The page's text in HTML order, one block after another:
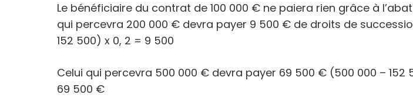
Le bénéficiaire du contrat de 100 000 € ne paiera rien grâce à
qui percevra 200 000 € devra payer 9 500 € de droits de
152 500) x 0, 2 = 9 500
Celui qui percevra 500 000 € devra payer 69 500 € (500 000 – 152
69 500 €